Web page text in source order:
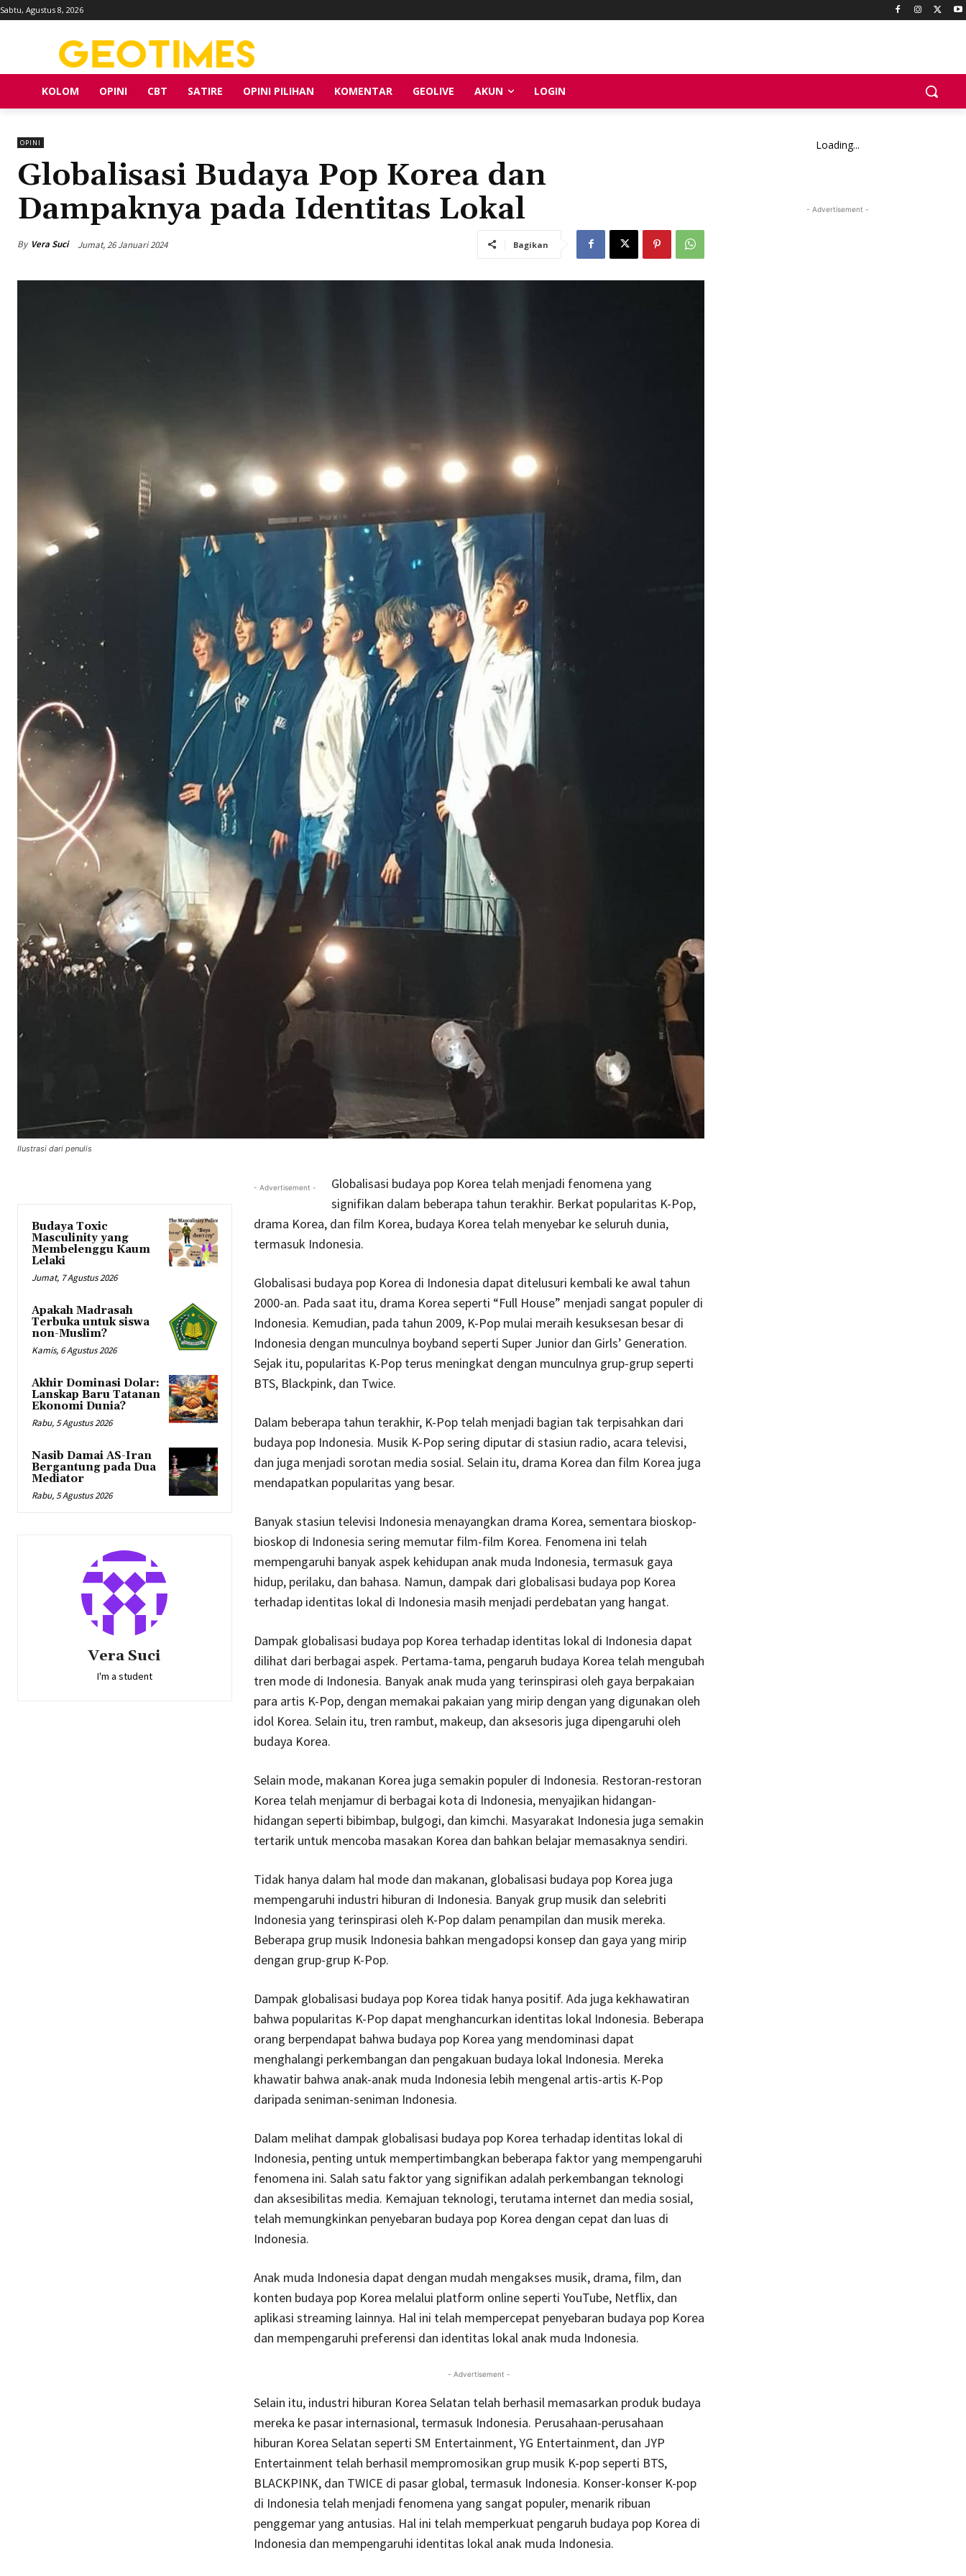
Sabtu, Agustus 8, 2026
KOLOM OPINI CBT SATIRE OPINI PILIHAN KOMENTAR GEOLIVE AKUN LOGIN
OPINI
Globalisasi Budaya Pop Korea dan
Dampaknya pada Identitas Lokal
By Vera Suci Jumat, 26 Januari 2024 Bagikan
Ilustrasi dari penulis
Budaya Toxic
Masculinity yang
Membelenggu Kaum
Lelaki
Jumat, 7 Agustus 2026
Apakah Madrasah
Terbuka untuk siswa
non-Muslim?
Kamis, 6 Agustus 2026
Akhir Dominasi Dolar:
Lanskap Baru Tatanan
Ekonomi Dunia?
Rabu, 5 Agustus 2026
Nasib Damai AS-Iran
Bergantung pada Dua
Mediator
Rabu, 5 Agustus 2026
Vera Suci
I'm a student
- Advertisement -
Globalisasi budaya pop Korea telah menjadi fenomena yang
signifikan dalam beberapa tahun terakhir. Berkat popularitas K-Pop,
drama Korea, dan film Korea, budaya Korea telah menyebar ke seluruh dunia,
termasuk Indonesia.
Globalisasi budaya pop Korea di Indonesia dapat ditelusuri kembali ke awal tahun
2000-an. Pada saat itu, drama Korea seperti “Full House” menjadi sangat populer di
Indonesia. Kemudian, pada tahun 2009, K-Pop mulai meraih kesuksesan besar di
Indonesia dengan munculnya boyband seperti Super Junior dan Girls’ Generation.
Sejak itu, popularitas K-Pop terus meningkat dengan munculnya grup-grup seperti
BTS, Blackpink, dan Twice.
Dalam beberapa tahun terakhir, K-Pop telah menjadi bagian tak terpisahkan dari
budaya pop Indonesia. Musik K-Pop sering diputar di stasiun radio, acara televisi,
dan juga menjadi sorotan media sosial. Selain itu, drama Korea dan film Korea juga
mendapatkan popularitas yang besar.
Banyak stasiun televisi Indonesia menayangkan drama Korea, sementara bioskop-
bioskop di Indonesia sering memutar film-film Korea. Fenomena ini telah
mempengaruhi banyak aspek kehidupan anak muda Indonesia, termasuk gaya
hidup, perilaku, dan bahasa. Namun, dampak dari globalisasi budaya pop Korea
terhadap identitas lokal di Indonesia masih menjadi perdebatan yang hangat.
Dampak globalisasi budaya pop Korea terhadap identitas lokal di Indonesia dapat
dilihat dari berbagai aspek. Pertama-tama, pengaruh budaya Korea telah mengubah
tren mode di Indonesia. Banyak anak muda yang terinspirasi oleh gaya berpakaian
para artis K-Pop, dengan memakai pakaian yang mirip dengan yang digunakan oleh
idol Korea. Selain itu, tren rambut, makeup, dan aksesoris juga dipengaruhi oleh
budaya Korea.
Selain mode, makanan Korea juga semakin populer di Indonesia. Restoran-restoran
Korea telah menjamur di berbagai kota di Indonesia, menyajikan hidangan-
hidangan seperti bibimbap, bulgogi, dan kimchi. Masyarakat Indonesia juga semakin
tertarik untuk mencoba masakan Korea dan bahkan belajar memasaknya sendiri.
Tidak hanya dalam hal mode dan makanan, globalisasi budaya pop Korea juga
mempengaruhi industri hiburan di Indonesia. Banyak grup musik dan selebriti
Indonesia yang terinspirasi oleh K-Pop dalam penampilan dan musik mereka.
Beberapa grup musik Indonesia bahkan mengadopsi konsep dan gaya yang mirip
dengan grup-grup K-Pop.
Dampak globalisasi budaya pop Korea tidak hanya positif. Ada juga kekhawatiran
bahwa popularitas K-Pop dapat menghancurkan identitas lokal Indonesia. Beberapa
orang berpendapat bahwa budaya pop Korea yang mendominasi dapat
menghalangi perkembangan dan pengakuan budaya lokal Indonesia. Mereka
khawatir bahwa anak-anak muda Indonesia lebih mengenal artis-artis K-Pop
daripada seniman-seniman Indonesia.
Dalam melihat dampak globalisasi budaya pop Korea terhadap identitas lokal di
Indonesia, penting untuk mempertimbangkan beberapa faktor yang mempengaruhi
fenomena ini. Salah satu faktor yang signifikan adalah perkembangan teknologi
dan aksesibilitas media. Kemajuan teknologi, terutama internet dan media sosial,
telah memungkinkan penyebaran budaya pop Korea dengan cepat dan luas di
Indonesia.
Anak muda Indonesia dapat dengan mudah mengakses musik, drama, film, dan
konten budaya pop Korea melalui platform online seperti YouTube, Netflix, dan
aplikasi streaming lainnya. Hal ini telah mempercepat penyebaran budaya pop Korea
dan mempengaruhi preferensi dan identitas lokal anak muda Indonesia.
- Advertisement -
Selain itu, industri hiburan Korea Selatan telah berhasil memasarkan produk budaya
mereka ke pasar internasional, termasuk Indonesia. Perusahaan-perusahaan
hiburan Korea Selatan seperti SM Entertainment, YG Entertainment, dan JYP
Entertainment telah berhasil mempromosikan grup musik K-pop seperti BTS,
BLACKPINK, dan TWICE di pasar global, termasuk Indonesia. Konser-konser K-pop
di Indonesia telah menjadi fenomena yang sangat populer, menarik ribuan
penggemar yang antusias. Hal ini telah memperkuat pengaruh budaya pop Korea di
Indonesia dan mempengaruhi identitas lokal anak muda Indonesia.
Loading...
- Advertisement -